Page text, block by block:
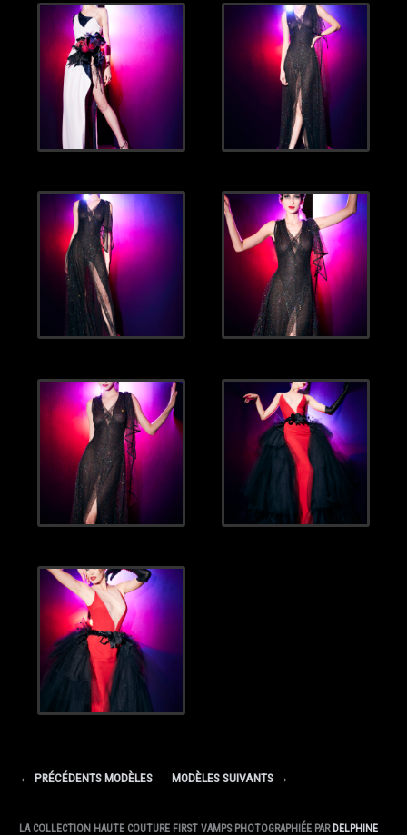
← PRÉCÉDENTS MODÈLES MODÈLES SUIVANTS →
LA COLLECTION HAUTE COUTURE FIRST VAMPS PHOTOGRAPHIÉE PAR DELPHINE